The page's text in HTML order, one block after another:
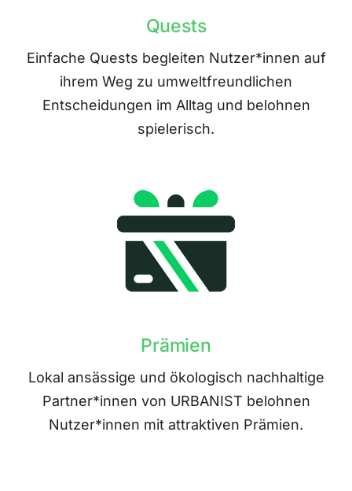
Quests
Einfache Quests begleiten Nutzer*innen auf
ihrem Weg zu umweltfreundlichen
Entscheidungen im Alltag und belohnen
spielerisch.
Prämien
Lokal ansässige und ökologisch nachhaltige
Partner*innen von URBANIST belohnen
Nutzer*innen mit attraktiven Prämien.